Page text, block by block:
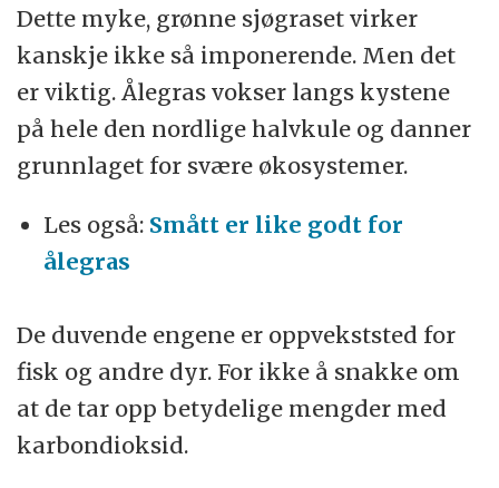
Dette myke, grønne sjøgraset virker
kanskje ikke så imponerende. Men det
er viktig. Ålegras vokser langs kystene
på hele den nordlige halvkule og danner
grunnlaget for svære økosystemer.
Les også: Smått er like godt for
ålegras
De duvende engene er oppvekststed for
fisk og andre dyr. For ikke å snakke om
at de tar opp betydelige mengder med
karbondioksid.